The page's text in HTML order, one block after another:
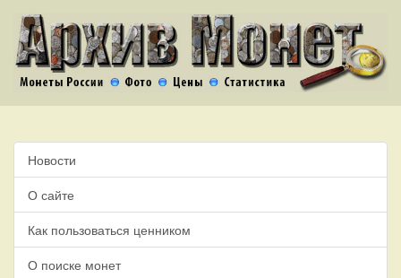
Новости
О сайте
Как пользоваться ценником
О поиске монет